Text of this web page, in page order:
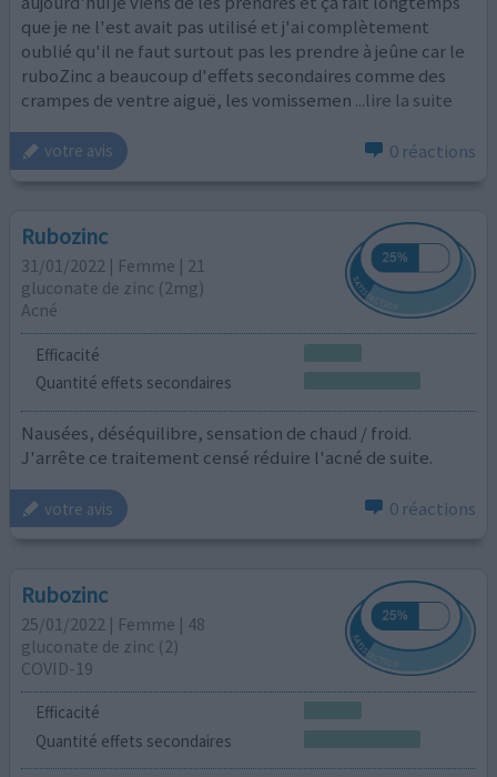
que je ne l'est avait pas utilisé et j'ai complètement
oublié qu'il ne faut surtout pas les prendre à jeûne car le
ruboZinc a beaucoup d'effets secondaires comme des
crampes de ventre aiguë, les vomissemen ...lire la suite
votre avis 0 réactions
Rubozinc
31/01/2022 | Femme | 21
gluconate de zinc (2mg)
Acné
Efficacité
Quantité effets secondaires
Nausées, déséquilibre, sensation de chaud / froid.
J'arrête ce traitement censé réduire l'acné de suite.
votre avis 0 réactions
Rubozinc
25/01/2022 | Femme | 48
gluconate de zinc (2)
COVID-19
Efficacité
Quantité effets secondaires